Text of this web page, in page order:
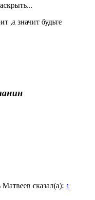
,а значит будьте
сказал(а): ↑